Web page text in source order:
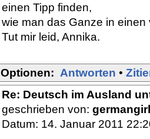
einen Tipp finden,
wie man das Ganze in
Tut mir leid, Annika.
Optionen: Antworten •
Re: Deutsch im Ausland
geschrieben von:
Datum: 14. Januar 2011